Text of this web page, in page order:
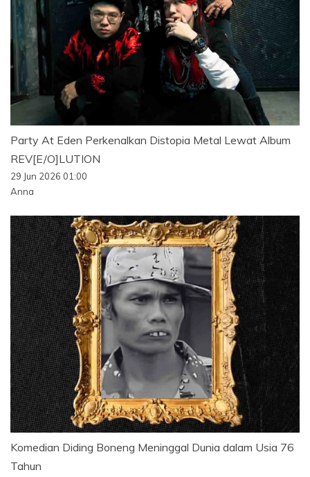
Party At Eden Perkenalkan Distopia Metal Lewat Album
REV[E/O]LUTION
29 Jun 2026 01:00
Anna
Komedian Diding Boneng Meninggal Dunia dalam Usia 76
Tahun